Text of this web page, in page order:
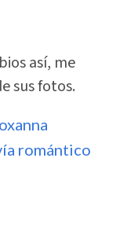
así, me
sus fotos.
romántico